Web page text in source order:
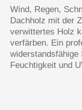
Wind, Regen,
Dachholz mit der
verwittertes Holz
verfärben. Ein
Feuchtigkeit und